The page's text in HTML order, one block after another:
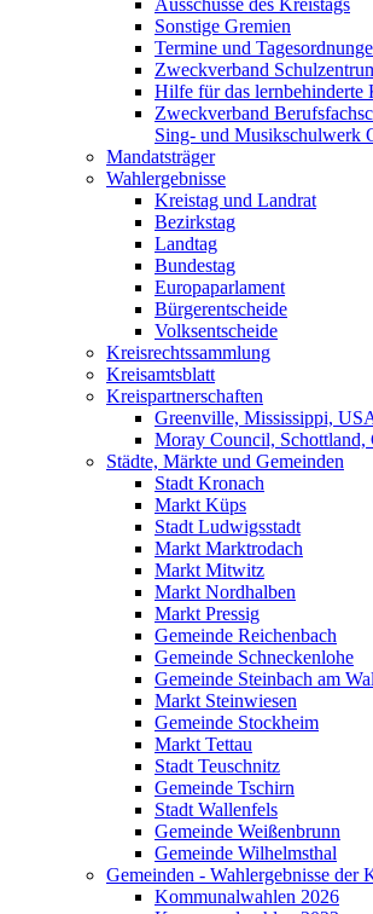
Ausschüsse des Kreistags
Sonstige Gremien
Termine und
Zweckverband
Hilfe für das lernbehinderte
Zweckverband
Sing- und Musikschulwerk
Mandatsträger
Wahlergebnisse
Kreistag und Landrat
Bezirkstag
Landtag
Bundestag
Europaparlament
Bürgerentscheide
Volksentscheide
Kreisrechtssammlung
Kreisamtsblatt
Kreispartnerschaften
Greenville, Mississippi,
Moray Council, Schottland,
Städte, Märkte und Gemeinden
Stadt Kronach
Markt Küps
Stadt Ludwigsstadt
Markt Marktrodach
Markt Mitwitz
Markt Nordhalben
Markt Pressig
Gemeinde Reichenbach
Gemeinde Schneckenlohe
Gemeinde Steinbach am
Markt Steinwiesen
Gemeinde Stockheim
Markt Tettau
Stadt Teuschnitz
Gemeinde Tschirn
Stadt Wallenfels
Gemeinde Weißenbrunn
Gemeinde Wilhelmsthal
Gemeinden - Wahlergebnisse der
Kommunalwahlen 2026